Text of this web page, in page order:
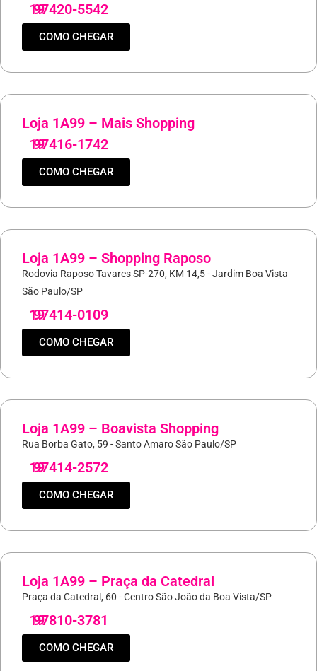
19
97420-5542
COMO CHEGAR
Loja 1A99 – Mais Shopping
19
97416-1742
COMO CHEGAR
Loja 1A99 – Shopping Raposo
Rodovia Raposo Tavares SP-270, KM 14,5 - Jardim Boa Vista
São Paulo/SP
19
97414-0109
COMO CHEGAR
Loja 1A99 – Boavista Shopping
Rua Borba Gato, 59 - Santo Amaro São Paulo/SP
19
97414-2572
COMO CHEGAR
Loja 1A99 – Praça da Catedral
Praça da Catedral, 60 - Centro São João da Boa Vista/SP
19
97810-3781
COMO CHEGAR